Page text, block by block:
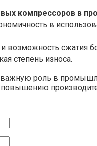
компрессоров в
в
и возможность сжатия
степень износа.
роль в